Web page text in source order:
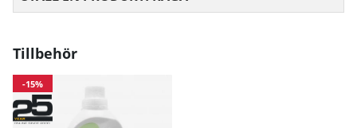
Tillbehör
-15%